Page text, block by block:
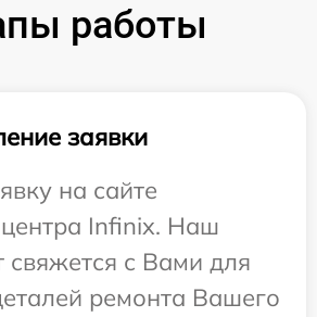
работы
заявки
на сайте
центра Infinix. Наш
свяжется с Вами для
ремонта Вашего